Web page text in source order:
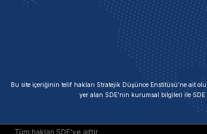
Bu site içeriğinin telif hakları Stratejik Düşünce Enstitüsü’ne ait
yer alan SDE'nin kurumsal bilgileri ile SDE
Tüm hakları SDE'ye aittir.